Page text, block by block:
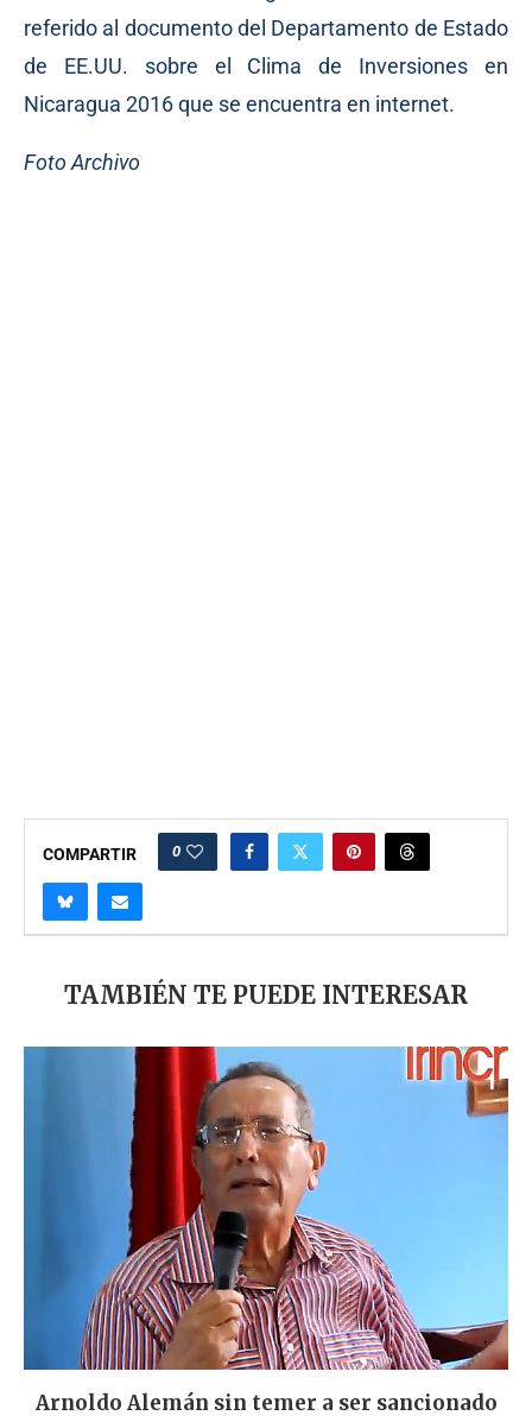
referido al documento del Departamento de Estado
de EE.UU. sobre el Clima de Inversiones en
Nicaragua 2016 que se encuentra en internet.
Foto Archivo
COMPARTIR 0
TAMBIÉN TE PUEDE INTERESAR
Arnoldo Alemán sin temer a ser sancionado